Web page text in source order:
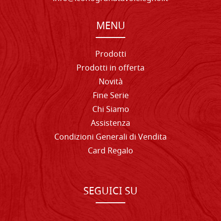
MENU
Prodotti
Prodotti in offerta
Novità
Fine Serie
Chi Siamo
Assistenza
Condizioni Generali di Vendita
Card Regalo
SEGUICI SU